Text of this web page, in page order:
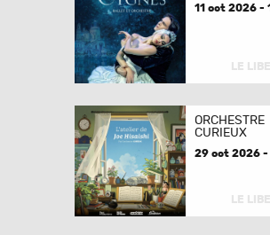
11 oct 2026 -
LE
ORCHESTRE
CURIEUX
29 oct 2026
LE